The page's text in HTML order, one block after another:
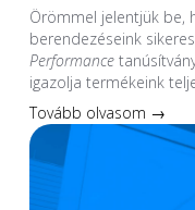
Örömmel jelentjük be,
berendezéseink
Performance
igazolja termékeink
Tovább olvasom →